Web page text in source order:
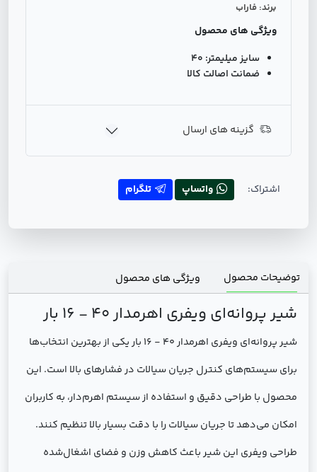
برند: فاراب
ویژگی های محصول
سایز میلیمتر: 40
ضمانت اصالت کالا
گزینه های ارسال
اشتراک: واتساپ تلگرام
توضیحات محصول ویژگی های محصول
شير پروانه‌ای ویفری اهرمدار 40 - 16 بار
شير پروانه‌ای ویفری اهرمدار 40 - 16 بار یکی از بهترین انتخاب‌ها
برای سیستم‌های کنترل جریان سیالات در فشارهای بالا است. این
محصول با طراحی دقیق و استفاده از سیستم اهرم‌دار، به کاربران
امکان می‌دهد تا جریان سیالات را با دقت بسیار بالا تنظیم کنند.
طراحی ویفری این شیر باعث کاهش وزن و فضای اشغال‌شده